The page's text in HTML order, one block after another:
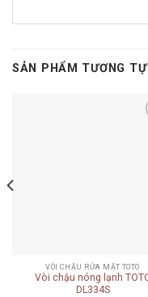
SẢN PHẨM TƯƠNG TỰ
VÒI CHẬU RỬA MẶT TOTO
Vòi chậu nóng lạnh
DL334S